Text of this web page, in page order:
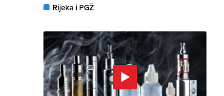
Rijeka i PGŽ